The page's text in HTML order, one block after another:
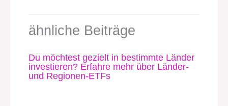
ähnliche Beiträge
Du möchtest gezielt in bestimmte Länder
investieren? Erfahre mehr über Länder-
und Regionen-ETFs